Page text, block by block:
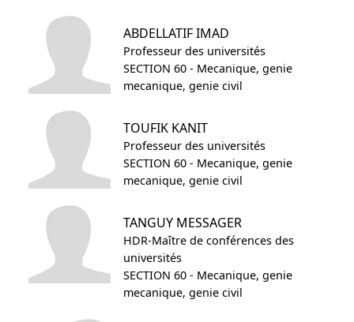
ABDELLATIFIMAD
Professeur des universités
SECTION 60 - Mecanique, genie
mecanique, genie civil
TOUFIK KANIT
Professeur des universités
SECTION 60 - Mecanique, genie
mecanique, genie civil
TANGUY MESSAGER
HDR-Maître de conférences des
universités
SECTION 60 - Mecanique, genie
mecanique, genie civil